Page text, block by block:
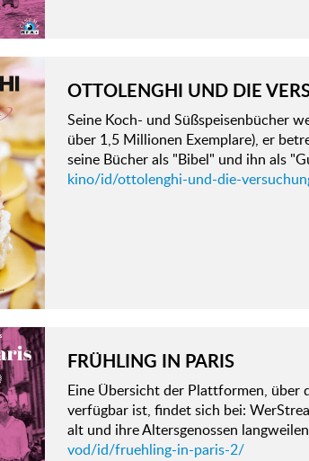
OTTOLENGHI UND DIE
Seine Koch- und Süßspeisenbücher
über 1,5 Millionen Exemplare), er
seine Bücher als "Bibel" und ihn als
kino/id/ottolenghi-und-die-
FRÜHLING IN PARIS
Eine Übersicht der Plattformen, über
verfügbar ist, findet sich bei:
alt und ihre Altersgenossen
vod/id/fruehling-in-paris-2/